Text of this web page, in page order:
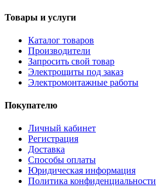
Товары и услуги
Каталог товаров
Производители
Запросить свой товар
Электрощиты под заказ
Электромонтажные работы
Покупателю
Личный кабинет
Регистрация
Доставка
Способы оплаты
Юридическая информация
Политика конфиденциальности